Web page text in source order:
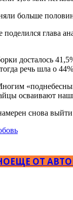
поделился глава
досталось
речь шла о
осваивают
снова
ЕЩЕ ОТ